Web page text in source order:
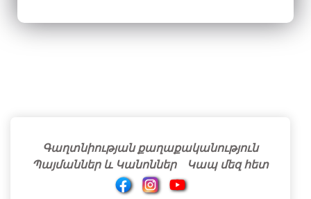
Գաղտնիության քաղաքականություն
Պայմաններ և Կանոններ
Կապ մեզ հետ